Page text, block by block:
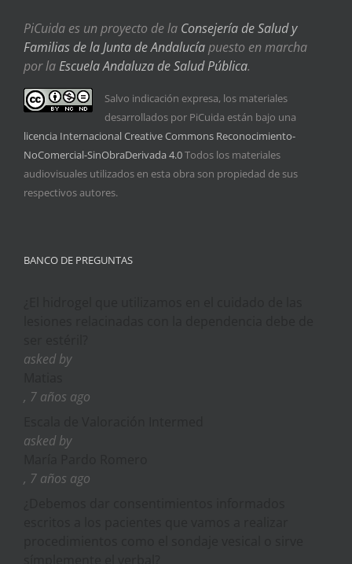
PiCuida es un proyecto de la Consejería de Salud y
Familias de la Junta de Andalucíapuesto en marcha
por laEscuela Andaluza de Salud Pública.
Salvo indicación expresa, los materiales
desarrollados por PiCuida están bajo una
licencia Internacional Creative Commons Reconocimiento-
NoComercial-SinObraDerivada 4.0Todos los materiales
audiovisuales utilizados en esta obra son propiedad de sus
respectivos autores.
BANCO DE PREGUNTAS
asked by
, 7 años ago
asked by
, 7 años ago